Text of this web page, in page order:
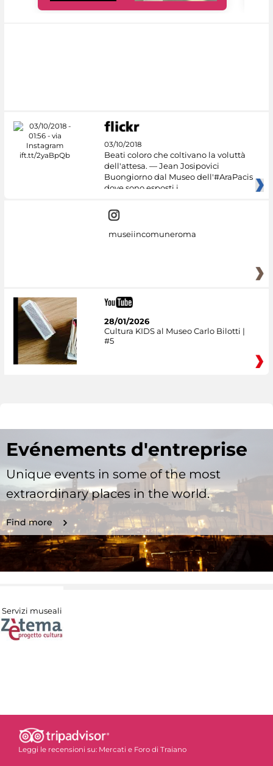
03/10/2018
Beati coloro che coltivano la voluttà
dell'attesa. — Jean Josipovici
Buongiorno dal Museo dell'#AraPacis
dove sono esposti i
museiincomuneroma
28/01/2026
Cultura KIDS al Museo Carlo Bilotti |
#5
Evénements d'entreprise
Unique events in some of the most
extraordinary places in the world.
Find more
Servizi museali
Leggi le recensioni su: Mercati e Foro di Traiano